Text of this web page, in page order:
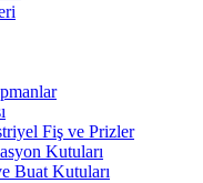
Fiş ve Prizler
Kutuları
Buat Kutuları